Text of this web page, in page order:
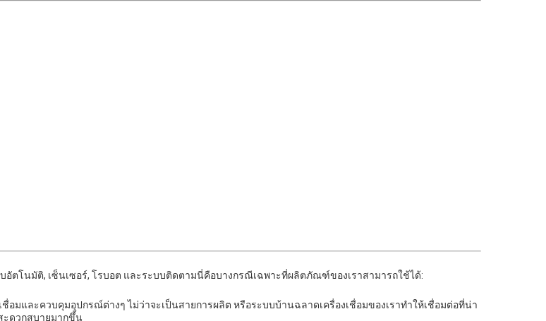
อัตโนมัติ, เซ็นเซอร์, โรบอต และระบบติดตามนี่คือบางกรณีเฉพาะที่ผลิตภัณฑ์ของเราสามารถใช้ได้:
อมและควบคุมอุปกรณ์ต่างๆ ไม่ว่าจะเป็นสายการผลิต หรือระบบบ้านฉลาดเครื่องเชื่อมของเราทําให้เชื่อมต่อที่น่า
ะดวกสบายมากขึ้น